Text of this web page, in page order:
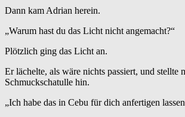
Dann kam Adrian herein.
„Warum hast du das Licht nicht angemacht?“
Plötzlich ging das Licht an.
Er lächelte, als wäre nichts passiert, und stellte
Schmuckschatulle hin.
„Ich habe das in Cebu für dich anfertigen